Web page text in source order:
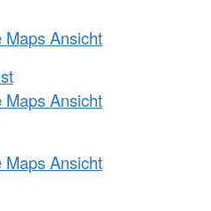
Maps Ansicht
Maps Ansicht
Maps Ansicht